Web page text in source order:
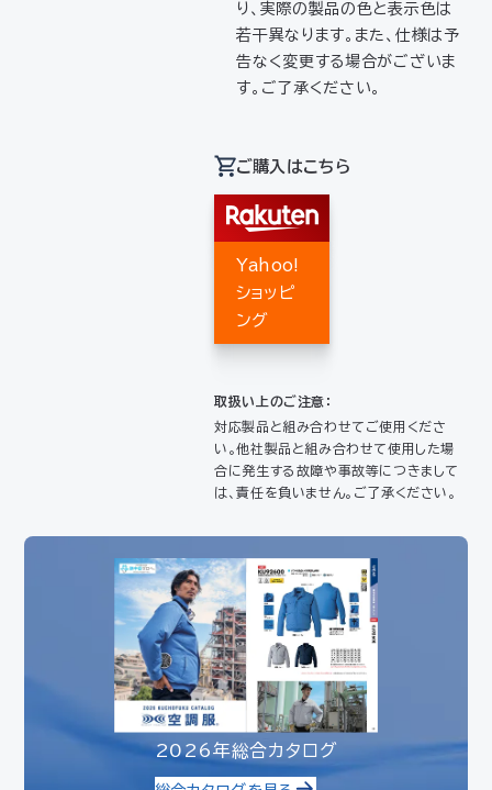
り、実際の製品の色と表示色は
若干異なります。また、仕様は予
告なく変更する場合がございま
す。ご了承ください。
ご購入はこちら
Yahoo!
ショッピ
ング
取扱い上のご注意：
対応製品と組み合わせてご使用くださ
い。他社製品と組み合わせて使用した場
合に発生する故障や事故等につきまして
は、責任を負いません。ご了承ください。
2026年総合カタログ